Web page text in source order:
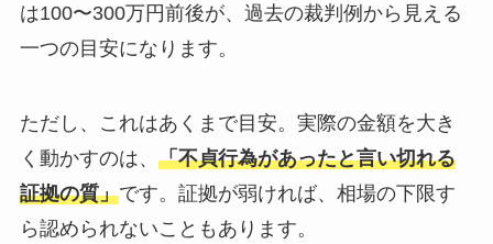
は100〜300万円前後が、過去の裁判例から見える
一つの目安になります。
ただし、これはあくまで目安。実際の金額を大き
く動かすのは、 「不貞行為があったと言い切れる
証拠の質」です。証拠が弱ければ、相場の下限す
ら認められないこともあります。